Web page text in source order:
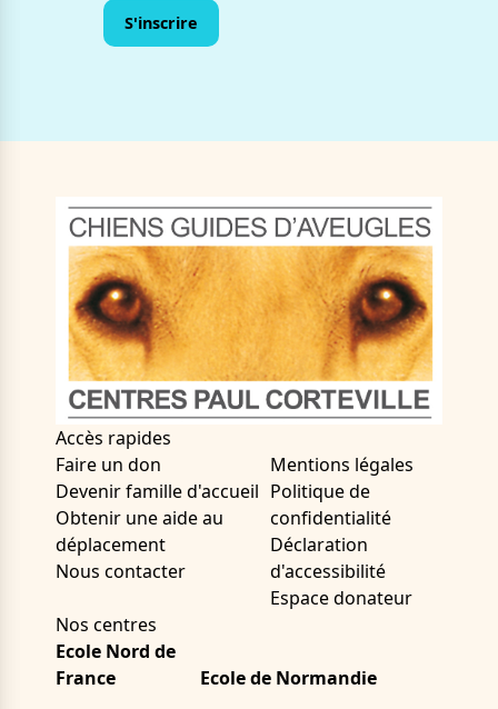
Accès rapides
Faire un don
Devenir famille d'accueil
Obtenir une aide au
déplacement
Nous contacter
Mentions légales
Politique de
confidentialité
Déclaration
d'accessibilité
Espace donateur
Nos centres
Ecole Nord de
France
Ecole de Normandie